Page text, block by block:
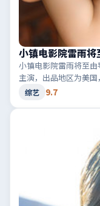
小镇电影院雷雨将
小镇电影院雷雨将至
主演，出品地区为美
犯罪，黑白两道博弈
综艺 9.7